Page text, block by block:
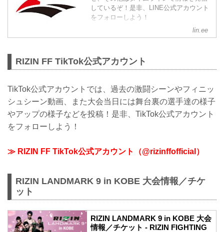
しているぞ！是非、LINE公式アカウント
をフォローしよう！
lin.ee
RIZIN FF TikTok公式アカウント
TikTok公式アカウントでは、過去の激闘シーンやフィニッ
シュシーン動画、また大会当日には舞台裏の選手達の様子
やアップの様子などを投稿！是非、TikTok公式アカウント
をフォローしよう！
≫ RIZIN FF TikTok公式アカウント（@rizinffofficial）
RIZIN LANDMARK 9 in KOBE 大会情報／チケ
ット
RIZIN LANDMARK 9 in KOBE 大会
情報／チケット - RIZIN FIGHTING